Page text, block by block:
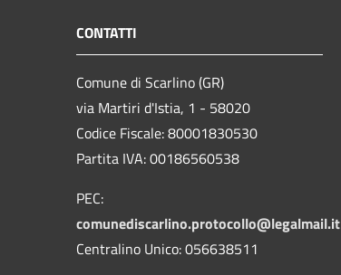
CONTATTI
Comune di Scarlino (GR)
via Martiri d'Istia, 1 - 58020
Codice Fiscale: 80001830530
Partita IVA: 00186560538
PEC:
comunediscarlino.protocollo@legalmail.it
Centralino Unico: 056638511